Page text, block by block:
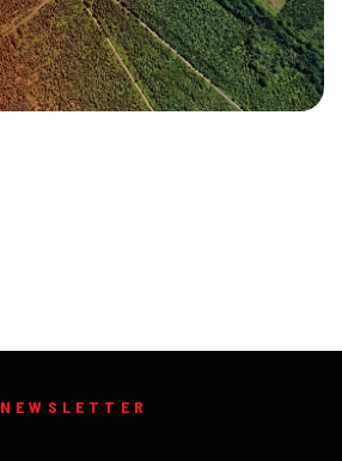
NEWSLETTER